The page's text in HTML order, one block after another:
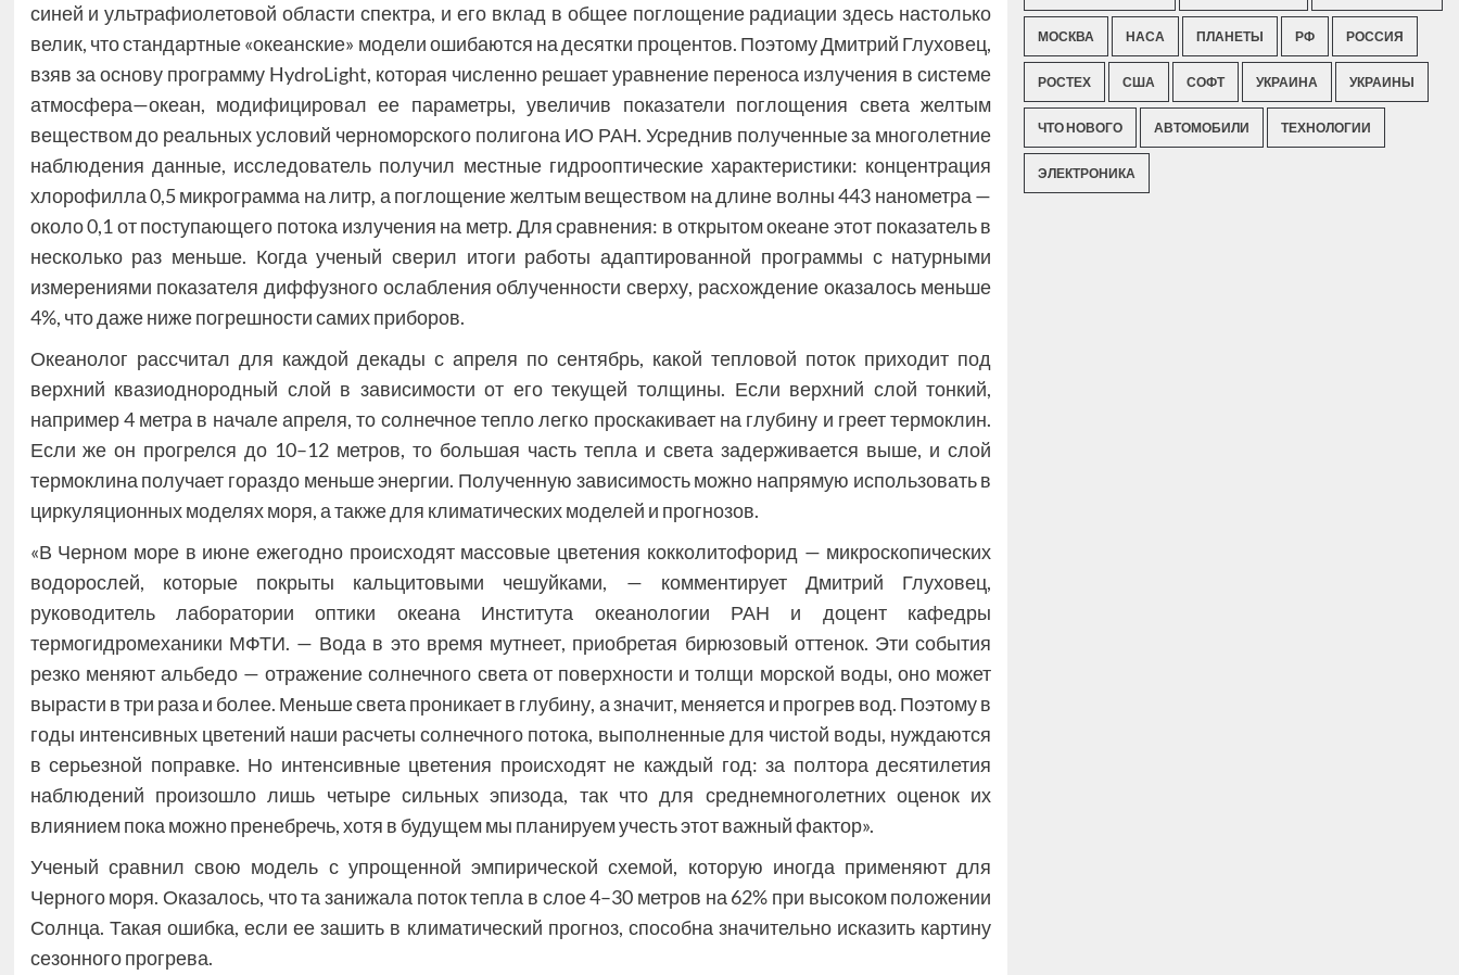
синей и ультрафиолетовой области спектра, и его вклад в общее поглощение радиации здесь настолько
велик, что стандартные «океанские» модели ошибаются на десятки процентов. Поэтому Дмитрий Глуховец,
взяв за основу программу HydroLight, которая численно решает уравнение переноса излучения в системе
атмосфера—океан, модифицировал ее параметры, увеличив показатели поглощения света желтым
веществом до реальных условий черноморского полигона ИО РАН. Усреднив полученные за многолетние
наблюдения данные, исследователь получил местные гидрооптические характеристики: концентрация
хлорофилла 0,5 микрограмма на литр, а поглощение желтым веществом на длине волны 443 нанометра —
около 0,1 от поступающего потока излучения на метр. Для сравнения: в открытом океане этот показатель в
несколько раз меньше. Когда ученый сверил итоги работы адаптированной программы с натурными
измерениями показателя диффузного ослабления облученности сверху, расхождение оказалось меньше
4%, что даже ниже погрешности самих приборов.
Океанолог рассчитал для каждой декады с апреля по сентябрь, какой тепловой поток приходит под
верхний квазиоднородный слой в зависимости от его текущей толщины. Если верхний слой тонкий,
например 4 метра в начале апреля, то солнечное тепло легко проскакивает на глубину и греет термоклин.
Если же он прогрелся до 10–12 метров, то большая часть тепла и света задерживается выше, и слой
термоклина получает гораздо меньше энергии. Полученную зависимость можно напрямую использовать в
циркуляционных моделях моря, а также для климатических моделей и прогнозов.
«В Черном море в июне ежегодно происходят массовые цветения кокколитофорид — микроскопических
водорослей, которые покрыты кальцитовыми чешуйками, — комментирует Дмитрий Глуховец,
руководитель лаборатории оптики океана Института океанологии РАН и доцент кафедры
термогидромеханики МФТИ. — Вода в это время мутнеет, приобретая бирюзовый оттенок. Эти события
резко меняют альбедо — отражение солнечного света от поверхности и толщи морской воды, оно может
вырасти в три раза и более. Меньше света проникает в глубину, а значит, меняется и прогрев вод. Поэтому в
годы интенсивных цветений наши расчеты солнечного потока, выполненные для чистой воды, нуждаются
в серьезной поправке. Но интенсивные цветения происходят не каждый год: за полтора десятилетия
наблюдений произошло лишь четыре сильных эпизода, так что для среднемноголетних оценок их
влиянием пока можно пренебречь, хотя в будущем мы планируем учесть этот важный фактор».
Ученый сравнил свою модель с упрощенной эмпирической схемой, которую иногда применяют для
Черного моря. Оказалось, что та занижала поток тепла в слое 4–30 метров на 62% при высоком положении
Солнца. Такая ошибка, если ее зашить в климатический прогноз, способна значительно исказить картину
сезонного прогрева.
МОСКВА НАСА ПЛАНЕТЫ РФ РОССИЯ
РОСТЕХ США СОФТ УКРАИНА УКРАИНЫ
ЧТО НОВОГО АВТОМОБИЛИ ТЕХНОЛОГИИ
ЭЛЕКТРОНИКА